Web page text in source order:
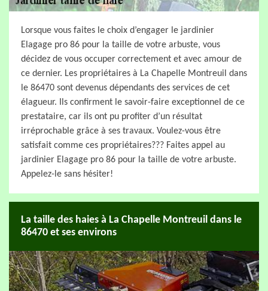
Lorsque vous faites le choix d’engager le jardinier
Elagage pro 86 pour la taille de votre arbuste, vous
décidez de vous occuper correctement et avec amour de
ce dernier. Les propriétaires à La Chapelle Montreuil dans
le 86470 sont devenus dépendants des services de cet
élagueur. Ils confirment le savoir-faire exceptionnel de ce
prestataire, car ils ont pu profiter d’un résultat
irréprochable grâce à ses travaux. Voulez-vous être
satisfait comme ces propriétaires??? Faites appel au
jardinier Elagage pro 86 pour la taille de votre arbuste.
Appelez-le sans hésiter!
La taille des haies à La Chapelle Montreuil dans le
86470 et ses environs